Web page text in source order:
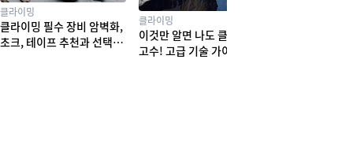
클라이밍
클라이밍 필수 장비 암벽화,
초크, 테이프 추천과 선택법
클라이밍
이것만 알면 나도 클라이밍
고수! 고급 기술 가이드